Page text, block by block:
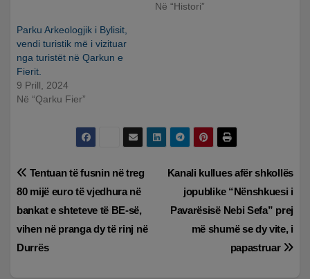
Në “Histori”
Parku Arkeologjik i Bylisit,
vendi turistik më i vizituar
nga turistët në Qarkun e
Fierit.
9 Prill, 2024
Në “Qarku Fier”
Lëvizje
te
postimet
Kanali kullues afër shkollës
jopublike “Nënshkuesi i
Pavarësisë Nebi Sefa” prej
më shumë se dy vite, i
papastruar
Tentuan të fusnin në treg
80 mijë euro të vjedhura në
bankat e shteteve të BE-së,
vihen në pranga dy të rinj në
Durrës